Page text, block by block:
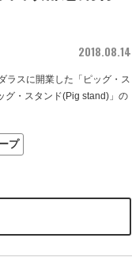
2018.08.14
ラスに開業した「ピッグ・ス
グ・スタンド(Pig stand)」の
プ